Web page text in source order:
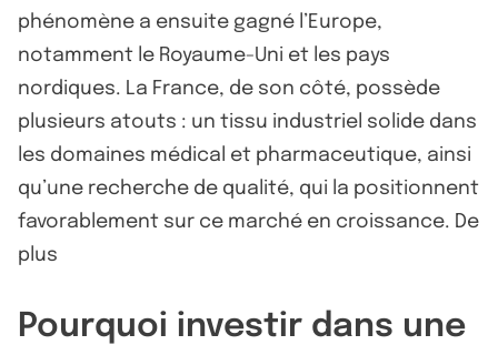
phénomène a ensuite gagné l’Europe,
notamment le Royaume-Uni et les pays
nordiques. La France, de son côté, possède
plusieurs atouts : un tissu industriel solide dans
les domaines médical et pharmaceutique, ainsi
qu’une recherche de qualité, qui la positionnent
favorablement sur ce marché en croissance. De
plus
Pourquoi investir dans une